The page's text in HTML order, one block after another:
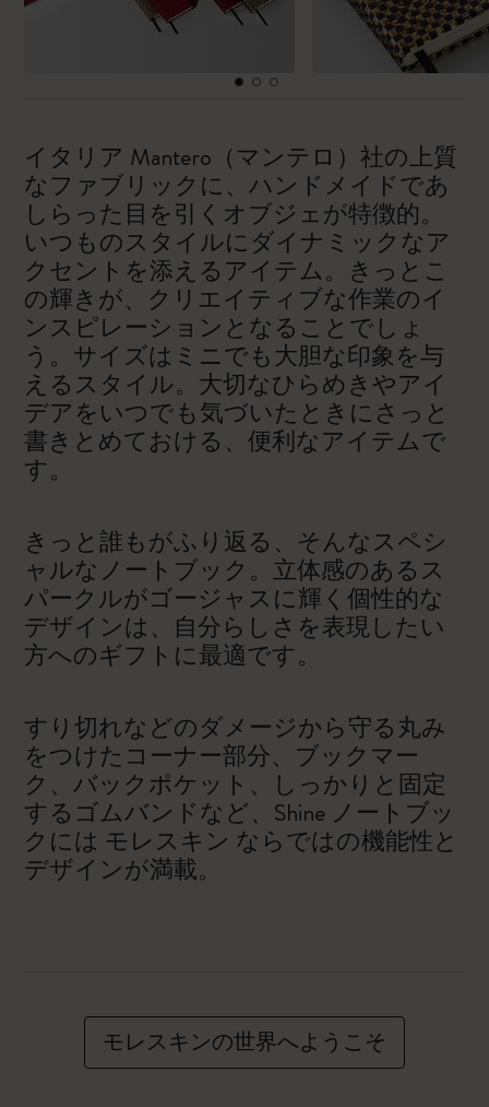
イタリア Mantero（マンテロ）社の上質
なファブリックに、ハンドメイドであ
しらった目を引くオブジェが特徴的。
いつものスタイルにダイナミックなア
クセントを添えるアイテム。きっとこ
の輝きが、クリエイティブな作業のイ
ンスピレーションとなることでしょ
う。サイズはミニでも大胆な印象を与
えるスタイル。大切なひらめきやアイ
デアをいつでも気づいたときにさっと
書きとめておける、便利なアイテムで
す。
きっと誰もがふり返る、そんなスペシ
ャルなノートブック。立体感のあるス
パークルがゴージャスに輝く個性的な
デザインは、自分らしさを表現したい
方へのギフトに最適です。
すり切れなどのダメージから守る丸み
をつけたコーナー部分、ブックマー
ク、バックポケット、しっかりと固定
するゴムバンドなど、Shine ノートブッ
クには モレスキン ならではの機能性と
デザインが満載。
モレスキンの世界へようこそ